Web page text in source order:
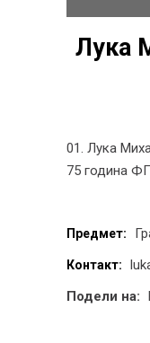
Лука
01. Лука
75 година
Предмет:
Контакт:
Подели на: